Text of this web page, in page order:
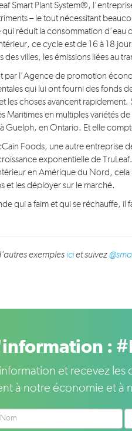
Smart Plant System®,
– le tout nécessitant
qui réduit la consommation
ce cycle est de 16 à 18
des villes, les émissions liées au
par l’Agence de promotion
qui lui ont fourni des fonds
les choses avancent
Maritimes en multiples variétés
Guelph, en Ontario. Et elle
Foods, une autre entreprise
exponentielle de
en Amérique du Nord,
et les déployer sur le marché.
qui a faim et qui se réchauffe, il
exemples iciet suivez
:
et recevez
à notre économie et à